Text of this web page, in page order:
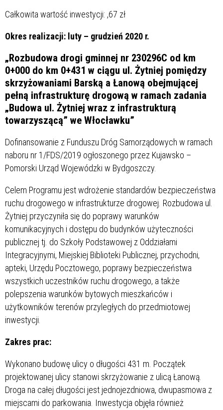
Całkowita wartość inwestycji: ,67 zł
Okres realizacji: luty – grudzień 2020 r.
„Rozbudowa drogi gminnej nr 230296C od km
0+000 do km 0+431 w ciągu ul. Żytniej pomiędzy
skrzyżowaniami Barską a Łanową obejmującej
pełną infrastrukturę drogową w ramach zadania
„Budowa ul. Żytniej wraz z infrastrukturą
towarzyszącą” we Włocławku”
Dofinansowanie z Funduszu Dróg Samorządowych w ramach
naboru nr 1/FDS/2019 ogłoszonego przez Kujawsko –
Pomorski Urząd Wojewódzki w Bydgoszczy.
Celem Programu jest wdrożenie standardów bezpieczeństwa
ruchu drogowego w infrastrukturze drogowej. Rozbudowa ul.
Żytniej przyczyniła się do poprawy warunków
komunikacyjnych i dostępu do budynków użyteczności
publicznej tj. do Szkoły Podstawowej z Oddziałami
Integracyjnymi, Miejskiej Biblioteki Publicznej, przychodni,
apteki, Urzędu Pocztowego, poprawy bezpieczeństwa
wszystkich uczestników ruchu drogowego, a także
polepszenia warunków bytowych mieszkańców i
użytkowników terenów przyległych do przedmiotowej
inwestycji.
Zakres prac:
Wykonano budowę ulicy o długości 431 m. Początek
projektowanej ulicy stanowi skrzyżowanie z ulicą Łanową.
Droga na całej długości jest jednojezdniowa, dwupasmowa z
miejscami do parkowania. Inwestycja objęła również